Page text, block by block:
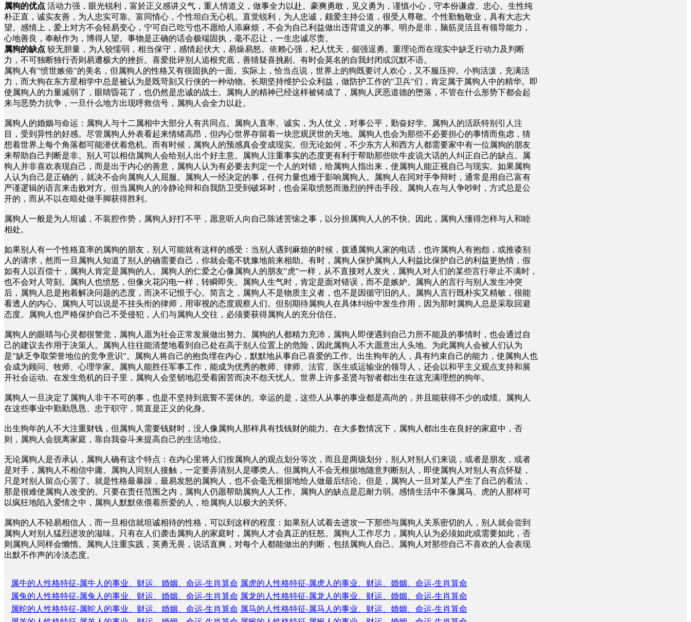
属狗的优点 活动力强，眼光锐利，富於正义感讲义气，重人情道义，做事全力以赴。豪爽勇敢，见义勇为，谨慎小心，守本份谦虚、忠心。生性纯
朴正直，诚实友善，为人忠实可靠。富同情心，个性坦白无心机。直觉锐利，为人忠诚，颇爱主持公道，很受人尊敬。个性勤勉敬业，具有大志大
望。感情上，爱上对方不会轻易变心，宁可自己吃亏也不愿给人添麻烦，不会为自己利益做出违背道义的事。明办是非，脑筋灵活且有领导能力，
心地善良，奉献作为，博得人望。事物是正确的话会极端固执，毫不忍让，一生忠诚尽责。
属狗的缺点 较无胆量，为人较懦弱，相当保守，感情起伏大，易燥易怒。依赖心强，杞人忧天，倔强逞勇。重理论而在现实中缺乏行动力及判断
力，不可独断独行否则易遭极大的挫折。喜爱批评别人追根究底，善猜疑喜挑剔。有时会莫名的自我封闭或沉默不语。
属狗人有"愤世嫉俗"的美名，但属狗人的性格又有很固执的一面。实际上，恰当点说，世界上的狗既要讨人欢心，又不服压抑。小狗活泼，充满活
力，而大狗在东方星相学中总是被认为是既苛刻又行侠的一种动物。长期坚持维护公众利益，做防护工作的"卫兵"们，肯定属于属狗人中的精华。即
使属狗人的力量减弱了，眼睛昏花了，也仍然是忠诚的战士。属狗人的精神已经这样被铸成了，属狗人厌恶道德的堕落，不管在什么形势下都会起
来与恶势力抗争，一旦什么地方出现呼救信号，属狗人会全力以赴。
属狗人的婚姻与命运：属狗人与十二属相中大部分人有共同点。属狗人直率、诚实，为人仗义，对事公平，勤奋好学。属狗人的活跃特别引人注
目，受到异性的好感。尽管属狗人外表看起来情绪高昂，但内心世界存留着一块悲观厌世的天地。属狗人也会为那些不必要担心的事情而焦虑，猜
想着世界上每个角落都可能潜伏着危机。而有时候，属狗人的预感真会变成现实。但无论如何，不少东方人和西方人都需要家中有一位属狗的朋友
来帮助自己判断是非。别人可以相信属狗人会给别人出个好主意。属狗人注重事实的态度更有利于帮助那些吹牛皮说大话的人纠正自己的缺点。属
狗人并非喜欢表现自己，而是出于内心的善意，属狗人认为有必要去判定一个人的对错，给属狗人指出来，使属狗人能正视自己与现实。如果属狗
人认为自己是正确的，就决不会向属狗人人屈服。属狗人一经决定的事，任何力量也难于影响属狗人。属狗人在同对手争辩时，通常是用自己富有
严谨逻辑的语言来击败对方。但当属狗人的冷静论辩和自我防卫受到破坏时，也会采取愤怒而激烈的抨击手段。属狗人在与人争吵时，方式总是公
开的，而从不以在暗处做手脚获得胜利。
属狗人一般是为人坦诚，不装腔作势，属狗人好打不平，愿意听人向自己陈述苦恼之事，以分担属狗人人的不快。因此，属狗人懂得怎样与人和睦
相处。
如果别人有一个性格直率的属狗的朋友，别人可能就有这样的感受：当别人遇到麻烦的时候，拨通属狗人家的电话，也许属狗人有抱怨，或推诿别
人的请求，然而一旦属狗人知道了别人的确需要自己，你就会毫不犹豫地前来相助。有时，属狗人保护属狗人人利益比保护自己的利益更热情，假
如有人以百偿十，属狗人肯定是属狗的人。属狗人的仁爱之心像属狗人的朋友"虎"一样，从不直接对人发火，属狗人对人们的某些言行举止不满时，
也不会对人苛刻。属狗人也愤怒，但像火花闪电一样，转瞬即失。属狗人生气时，肯定是面对错误，而不是嫉妒。属狗人的言行与别人发生冲突
后，属狗人总是抱着解决问题的态度，而决不记恨于心。简言之，属狗人不是物质主义者，也不是因循守旧的人。属狗人言行既朴实又精敏，很能
看透人的内心。属狗人可以说是不挂头衔的律师，用审视的态度观察人们。但别期待属狗人在具体纠纷中发生作用，因为那时属狗人总是采取回避
态度。属狗人也严格保护自己不受侵犯，人们与属狗人交往，必须要获得属狗人的充分信任。
属狗人的眼睛与心灵都很警觉，属狗人愿为社会正常发展做出努力。属狗的人都精力充沛，属狗人即便遇到自己力所不能及的事情时，也会通过自
己的建议去作用于决策人。属狗人往往能清楚地看到自己处在高于别人位置上的危险，因此属狗人不大愿意出人头地。为此属狗人会被人们认为
是"缺乏争取荣誉地位的竞争意识"。属狗人将自己的抱负埋在内心，默默地从事自己喜爱的工作。出生狗年的人，具有约束自己的能力，使属狗人也
会成为顾问、牧师、心理学家。属狗人能胜任军事工作，能成为优秀的教师、律师、法官、医生或运输业的领导人，还会以和平主义观点支持和展
开社会运动。在发生危机的日子里，属狗人会坚韧地忍受着困苦而决不怨天忧人。世界上许多圣贤与智者都出生在这充满理想的狗年。
属狗人一旦决定了属狗人非干不可的事，也是不坚持到底誓不罢休的。幸运的是，这些人从事的事业都是高尚的，并且能获得不少的成绩。属狗人
在这些事业中勤勤恳恳、忠于职守，简直是正义的化身。
出生狗年的人不大注重财钱，但属狗人需要钱财时，没人像属狗人那样具有找钱财的能力。在大多数情况下，属狗人都出生在良好的家庭中，否
则，属狗人会脱离家庭，靠自我奋斗来提高自己的生活地位。
无论属狗人是否承认，属狗人确有这个特点：在内心里将人们按属狗人的观点划分等次，而且是两级划分，别人对别人们来说，或者是朋友，或者
是对手，属狗人不相信中庸。属狗人同别人接触，一定要弄清别人是哪类人。但属狗人不会无根据地随意判断别人，即使属狗人对别人有点怀疑，
只是对别人留点心罢了。就是性格最暴躁，最易发怒的属狗人，也不会毫无根据地给人做最后结论。但是，属狗人一旦对某人产生了自己的看法，
那是很难使属狗人改变的。只要在责任范围之内，属狗人仍愿帮助属狗人人工作。属狗人的缺点是忍耐力弱。感情生活中不像属马、虎的人那样可
以疯狂地陷入爱情之中，属狗人默默依偎着所爱的人，给属狗人以极大的关怀。
属狗的人不轻易相信人，而一旦相信就坦诚相待的性格，可以到这样的程度：如果别人试着去进攻一下那些与属狗人关系密切的人，别人就会尝到
属狗人对别人猛烈进攻的滋味。只有在人们袭击属狗人的家庭时，属狗人才会真正的狂怒。属狗人工作尽力，属狗人认为必须如此或需要如此，否
则属狗人同样会懒惰。属狗人注重实践，英勇无畏，说话直爽，对每个人都能做出的判断，包括属狗人自己。属狗人对那些自己不喜欢的人会表现
出默不作声的冷淡态度。
属牛的人性格特征-属牛人的事业、财运、婚姻、命运-生肖算命 属虎的人性格特征-属虎人的事业、财运、婚姻、命运-生肖算命
属兔的人性格特征-属兔人的事业、财运、婚姻、命运-生肖算命 属龙的人性格特征-属龙人的事业、财运、婚姻、命运-生肖算命
属蛇的人性格特征-属蛇人的事业、财运、婚姻、命运-生肖算命 属马的人性格特征-属马人的事业、财运、婚姻、命运-生肖算命